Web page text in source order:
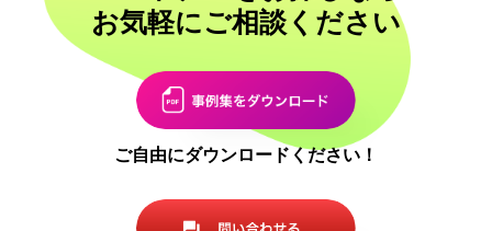
お気軽にご相談ください
ご自由にダウンロードください！